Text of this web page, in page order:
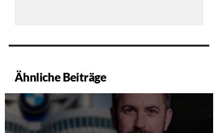
Ähnliche Beiträge